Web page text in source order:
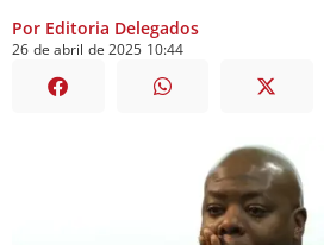
Por Editoria Delegados
26 de abril de 2025 10:44